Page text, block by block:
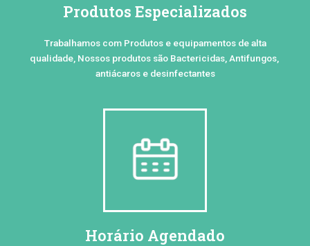
Produtos Especializados
Trabalhamos com Produtos e equipamentos de alta
qualidade, Nossos produtos são Bactericidas, Antifungos,
antiácaros e desinfectantes
Horário Agendado